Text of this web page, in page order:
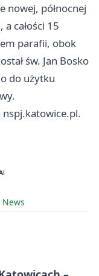
nowej, północnej
całości 15
parafii, obok
św. Jan Bosko
do użytku
nspj.katowice.pl.
News